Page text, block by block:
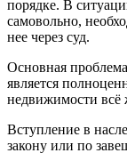
порядке. В
самовольно,
нее через суд.
Основная
является
недвижимости всё
Вступление в
закону или по